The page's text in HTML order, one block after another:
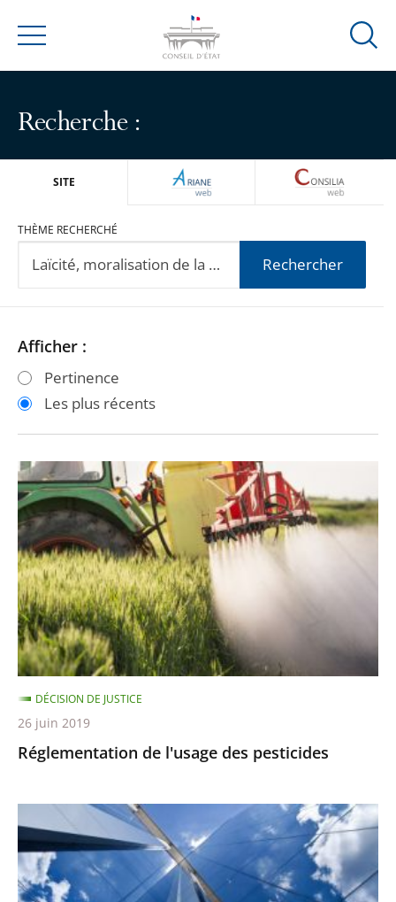
Menu
Ouvrir
Recherche :
SITE ARIANEWEB
THÈME RECHERCHÉ
Rechercher
Passer
les
filtres
après
Passer
les
filtres
avant
Afficher :
Pertinence
Les plus récents
Réglementation
de
l'usage
des
pesticides
Réglementation de l'usage des pesticides
DÉCISION DE JUSTICE
26 juin 2019
contre
les
jugements